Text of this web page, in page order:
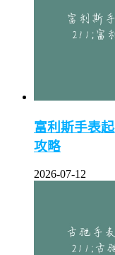
富利斯手表
攻略
2026-07-12